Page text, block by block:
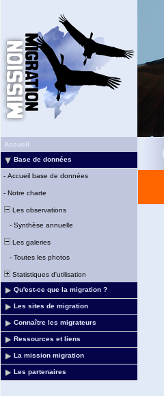
Accueil
Base de données
- Accueil base de données
- Notre charte
Les observations
- Synthèse annuelle
Les galeries
- Toutes les photos
Statistiques d'utilisation
Qu'est-ce que la migration ?
Les sites de migration
Connaître les migrateurs
Ressources et liens
La mission migration
Les partenaires